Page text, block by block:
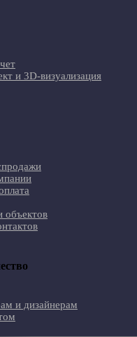
и 3D-визуализация
объектов
и дизайнерам